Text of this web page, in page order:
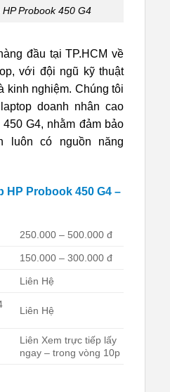
Probook 450 G4
đầu tại TP.HCM về
với đội ngũ kỹ thuật
kinh nghiệm. Chúng tôi
doanh nhân cao
G4, nhằm đảm bảo
luôn có nguồn năng
HP Probook 450 G4 –
250.000 – 500.000 đ
150.000 – 300.000 đ
Liên Hệ
Liên Hệ
Liên Xem trực tiếp lấy
ngay – trong vòng 10p